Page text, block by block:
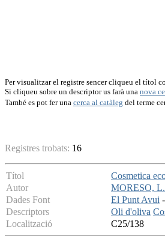
Per visualitzar el registre sencer cliqueu el títol
Si cliqueu sobre un descriptor us farà una nova
També es pot fer una cerca al catàleg del terme
Registres trobats: 16
Títol
Cosmetica
Autor
MORESO, L.
Dades Font
El Punt Avui
Descriptors
Oli d'oliva
Localització
C25/138